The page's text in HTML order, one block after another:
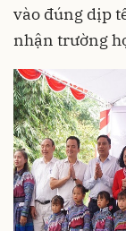
vào đúng dịp
nhận trường